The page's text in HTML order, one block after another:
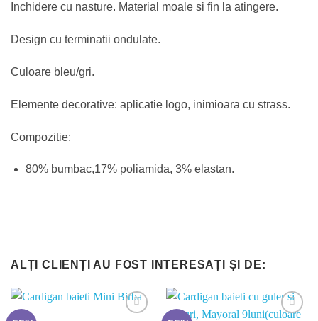
Inchidere cu nasture. Material moale si fin la atingere.
Design cu terminatii ondulate.
Culoare bleu/gri.
Elemente decorative: aplicatie logo, inimioara cu strass.
Compozitie:
80% bumbac,17% poliamida, 3% elastan.
ALȚI CLIENȚI AU FOST INTERESAȚI ȘI DE: